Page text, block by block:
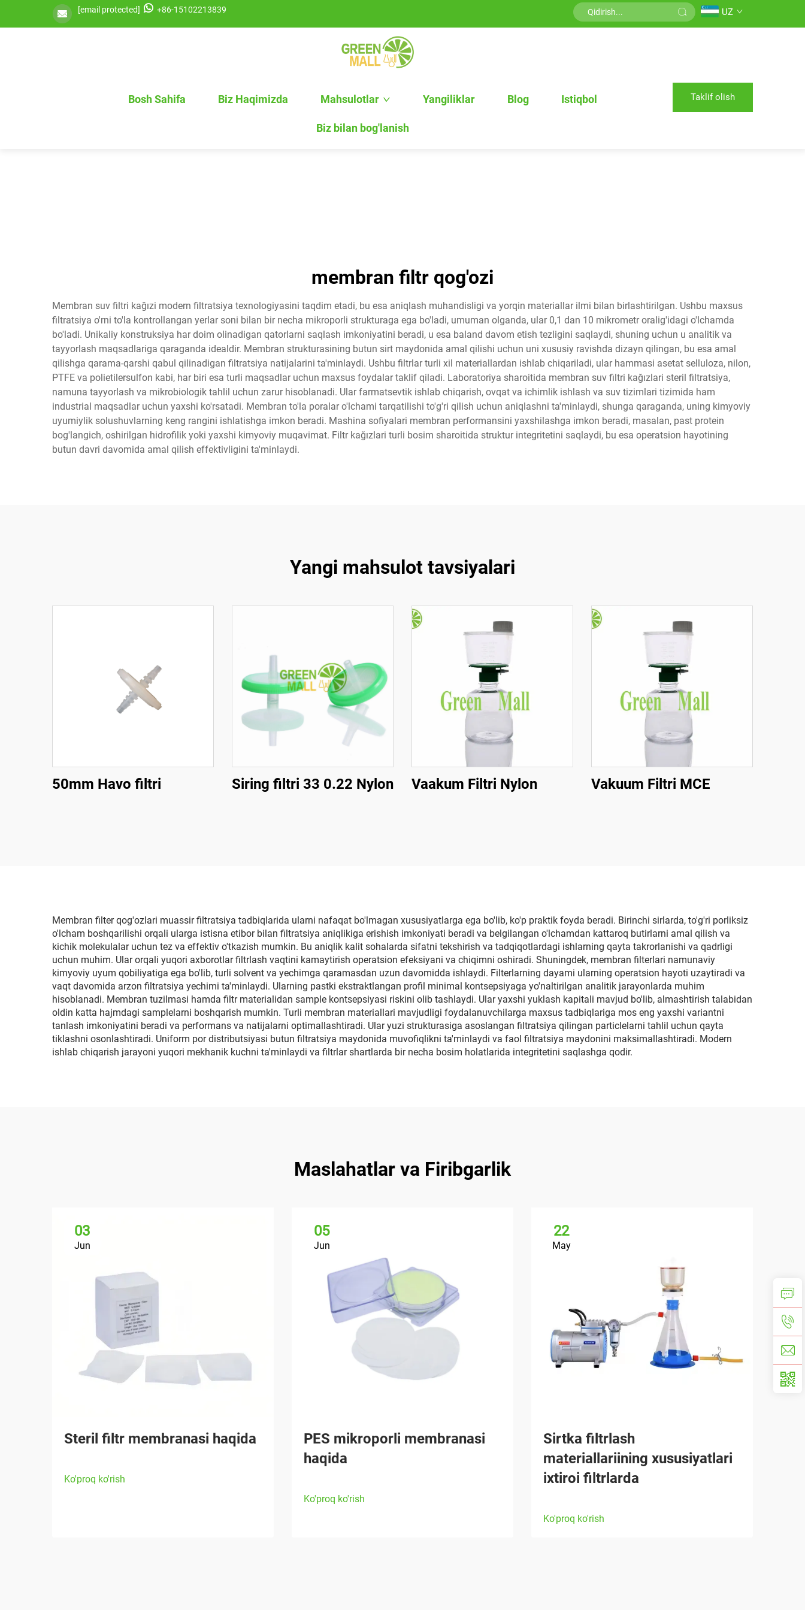
[email protected] +86-15102213839 UZ
Bosh Sahifa Biz Haqimizda Mahsulotlar Yangiliklar Blog Istiqbol
Biz bilan bog'lanish
Taklif olish
membran filtr qog'ozi
Membran suv filtri kağızi modern filtratsiya texnologiyasini taqdim etadi, bu esa aniqlash muhandisligi va yorqin materiallar ilmi bilan birlashtirilgan. Ushbu maxsus
filtratsiya o'rni to'la kontrollangan yerlar soni bilan bir necha mikroporli strukturaga ega bo'ladi, umuman olganda, ular 0,1 dan 10 mikrometr oralig'idagi o'lchamda
bo'ladi. Unikaliy konstruksiya har doim olinadigan qatorlarni saqlash imkoniyatini beradi, u esa baland davom etish tezligini saqlaydi, shuning uchun u analitik va
tayyorlash maqsadlariga qaraganda idealdir. Membran strukturasining butun sirt maydonida amal qilishi uchun uni xususiy ravishda dizayn qilingan, bu esa amal
qilishga qarama-qarshi qabul qilinadigan filtratsiya natijalarini ta'minlaydi. Ushbu filtrlar turli xil materiallardan ishlab chiqariladi, ular hammasi asetat selluloza, nilon,
PTFE va polietilersulfon kabi, har biri esa turli maqsadlar uchun maxsus foydalar taklif qiladi. Laboratoriya sharoitida membran suv filtri kağızlari steril filtratsiya,
namuna tayyorlash va mikrobiologik tahlil uchun zarur hisoblanadi. Ular farmatsevtik ishlab chiqarish, ovqat va ichimlik ishlash va suv tizimlari tizimida ham
industrial maqsadlar uchun yaxshi ko'rsatadi. Membran to'la poralar o'lchami tarqatilishi to'g'ri qilish uchun aniqlashni ta'minlaydi, shunga qaraganda, uning kimyoviy
uyumiylik solushuvlarning keng rangini ishlatishga imkon beradi. Mashina sofiyalari membran performansini yaxshilashga imkon beradi, masalan, past protein
bog'langich, oshirilgan hidrofilik yoki yaxshi kimyoviy muqavimat. Filtr kağızlari turli bosim sharoitida struktur integritetini saqlaydi, bu esa operatsion hayotining
butun davri davomida amal qilish effektivligini ta'minlaydi.
Yangi mahsulot tavsiyalari
50mm Havo filtri Siring filtri 33 0.22 Nylon Vaakum Filtri Nylon Vakuum Filtri MCE
Membran filter qog'ozlari muassir filtratsiya tadbiqlarida ularni nafaqat bo'lmagan xususiyatlarga ega bo'lib, ko'p praktik foyda beradi. Birinchi sirlarda, to'g'ri porliksiz
o'lcham boshqarilishi orqali ularga istisna etibor bilan filtratsiya aniqlikiga erishish imkoniyati beradi va belgilangan o'lchamdan kattaroq butirlarni amal qilish va
kichik molekulalar uchun tez va effektiv o'tkazish mumkin. Bu aniqlik kalit sohalarda sifatni tekshirish va tadqiqotlardagi ishlarning qayta takrorlanishi va qadrligi
uchun muhim. Ular orqali yuqori axborotlar filtrlash vaqtini kamaytirish operatsion efeksiyani va chiqimni oshiradi. Shuningdek, membran filterlari namunaviy
kimyoviy uyum qobiliyatiga ega bo'lib, turli solvent va yechimga qaramasdan uzun davomidda ishlaydi. Filterlarning dayami ularning operatsion hayoti uzaytiradi va
vaqt davomida arzon filtratsiya yechimi ta'minlaydi. Ularning pastki ekstraktlangan profil minimal kontsepsiyaga yo'naltirilgan analitik jarayonlarda muhim
hisoblanadi. Membran tuzilmasi hamda filtr materialidan sample kontsepsiyasi riskini olib tashlaydi. Ular yaxshi yuklash kapitali mavjud bo'lib, almashtirish talabidan
oldin katta hajmdagi samplelarni boshqarish mumkin. Turli membran materiallari mavjudligi foydalanuvchilarga maxsus tadbiqlariga mos eng yaxshi variantni
tanlash imkoniyatini beradi va performans va natijalarni optimallashtiradi. Ular yuzi strukturasiga asoslangan filtratsiya qilingan particlelarni tahlil uchun qayta
tiklashni osonlashtiradi. Uniform por distributsiyasi butun filtratsiya maydonida muvofiqlikni ta'minlaydi va faol filtratsiya maydonini maksimallashtiradi. Modern
ishlab chiqarish jarayoni yuqori mekhanik kuchni ta'minlaydi va filtrlar shartlarda bir necha bosim holatlarida integritetini saqlashga qodir.
Maslahatlar va Firibgarlik
03
Jun
Steril filtr membranasi haqida
Ko'proq ko'rish
05
Jun
PES mikroporli membranasi
haqida
Ko'proq ko'rish
22
May
Sirtka filtrlash
materiallariining xususiyatlari
ixtiroi filtrlarda
Ko'proq ko'rish